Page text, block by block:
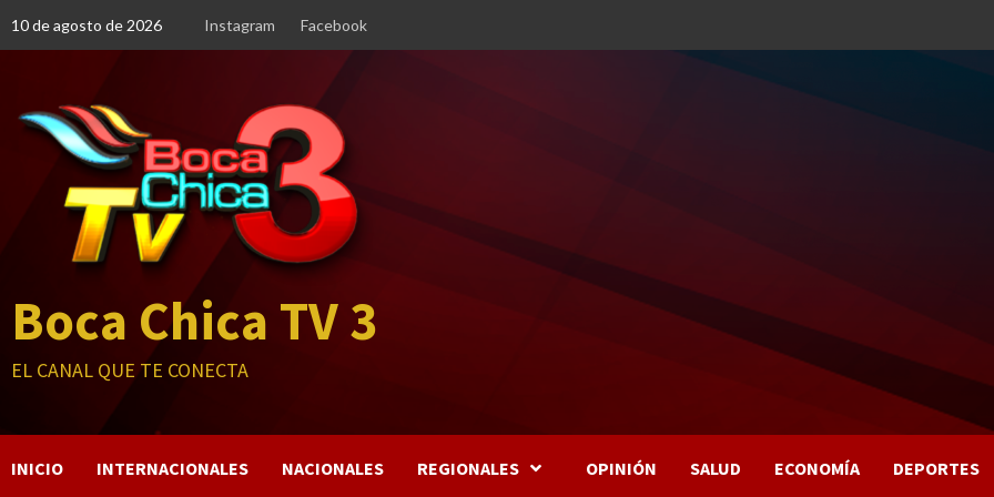
10 de agosto de 2026 Instagram Facebook
Boca Chica TV 3
EL CANAL QUE TE CONECTA
INICIO INTERNACIONALES NACIONALES REGIONALES OPINIÓN SALUD ECONOMÍA DEPORTES